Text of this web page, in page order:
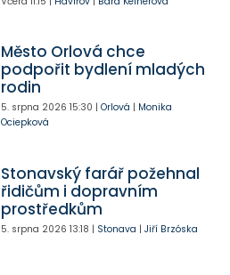
Město Orlová chce
podpořit bydlení mladých
rodin
5. srpna 2026 15:30 | Orlová | Monika
Ociepková
Stonavský farář požehnal
řidičům i dopravním
prostředkům
5. srpna 2026 13:18 | Stonava | Jiří Brzóska